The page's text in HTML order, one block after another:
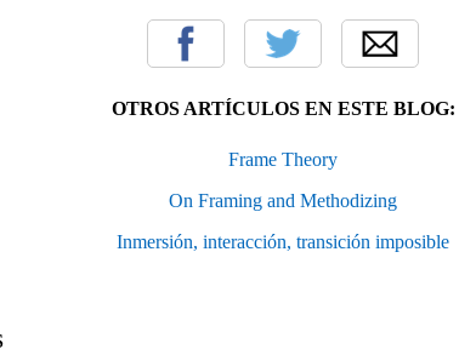
OTROS ARTÍCULOS EN ESTE BLOG:
Frame Theory
On Framing and Methodizing
Inmersión, interacción, transición imposible